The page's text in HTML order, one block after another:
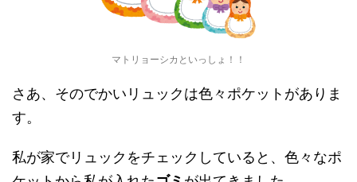
マトリョーシカといっしょ！！
さあ、そのでかいリュックは色々ポケットがありま
す。
私が家でリュックをチェックしていると、色々なポ